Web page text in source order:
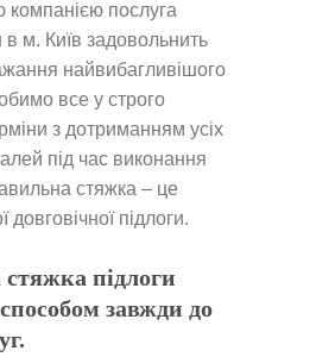
послуга
в м. Київ задовольнить
найвибагливішого
все у строго
з дотриманням усіх
під час виконання
стяжка – це
довговічної підлоги.
підлоги
завжди до